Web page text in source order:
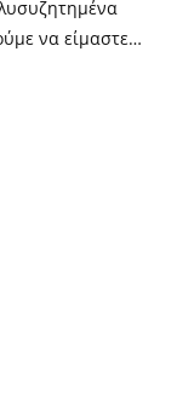
να είμαστε…